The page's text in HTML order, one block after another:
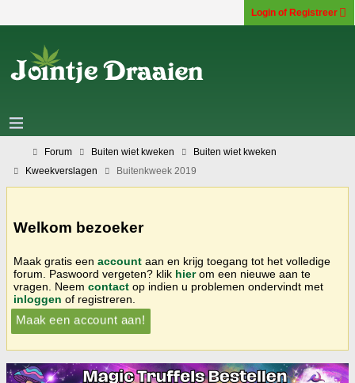
Login of Registreer
Forum Buiten wiet kweken
Buiten wiet kweken
Kweekverslagen
Buitenkweek 2019
Welkom bezoeker
Maak gratis een account aan en krijg toegang tot het volledige
forum. Paswoord vergeten? klik hierom een nieuwe aan te
vragen. Neem contact op indien u problemen ondervindt met
inloggen of registreren.
Maak een account aan!